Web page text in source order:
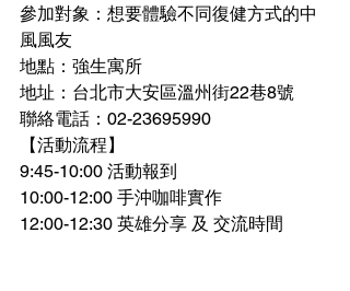
參加對象：想要體驗不同復健方式的中
風風友
地點：強生寓所
地址：台北市大安區溫州街22巷8號
聯絡電話：02-23695990
【活動流程】
9:45-10:00 活動報到
10:00-12:00 手沖咖啡實作
12:00-12:30 英雄分享 及 交流時間